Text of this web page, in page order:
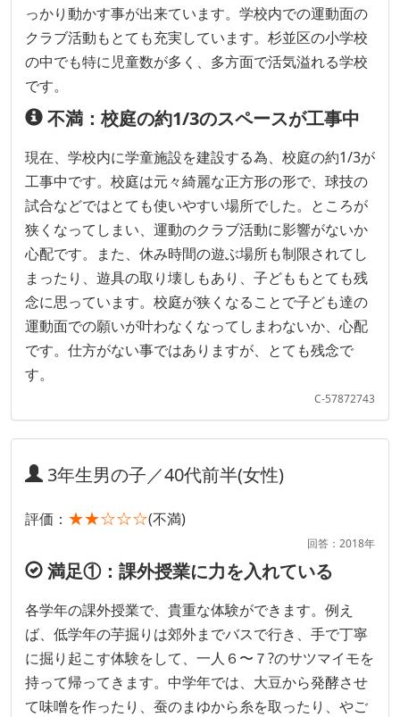
っかり動かす事が出来ています。学校内での運動面の
クラブ活動もとても充実しています。杉並区の小学校
の中でも特に児童数が多く、多方面で活気溢れる学校
です。
不満：校庭の約1/3のスペースが工事中
現在、学校内に学童施設を建設する為、校庭の約1/3が
工事中です。校庭は元々綺麗な正方形の形で、球技の
試合などではとても使いやすい場所でした。ところが
狭くなってしまい、運動のクラブ活動に影響がないか
心配です。また、休み時間の遊ぶ場所も制限されてし
まったり、遊具の取り壊しもあり、子どももとても残
念に思っています。校庭が狭くなることで子ども達の
運動面での願いが叶わなくなってしまわないか、心配
です。仕方がない事ではありますが、とても残念で
す。
C-57872743
3年生男の子／40代前半(女性)
評価： ★★☆☆☆(不満)
回答：2018年
満足①：課外授業に力を入れている
各学年の課外授業で、貴重な体験ができます。例え
ば、低学年の芋掘りは郊外までバスで行き、手で丁寧
に掘り起こす体験をして、一人６〜７?のサツマイモを
持って帰ってきます。中学年では、大豆から発酵させ
て味噌を作ったり、蚕のまゆから糸を取ったり、やご